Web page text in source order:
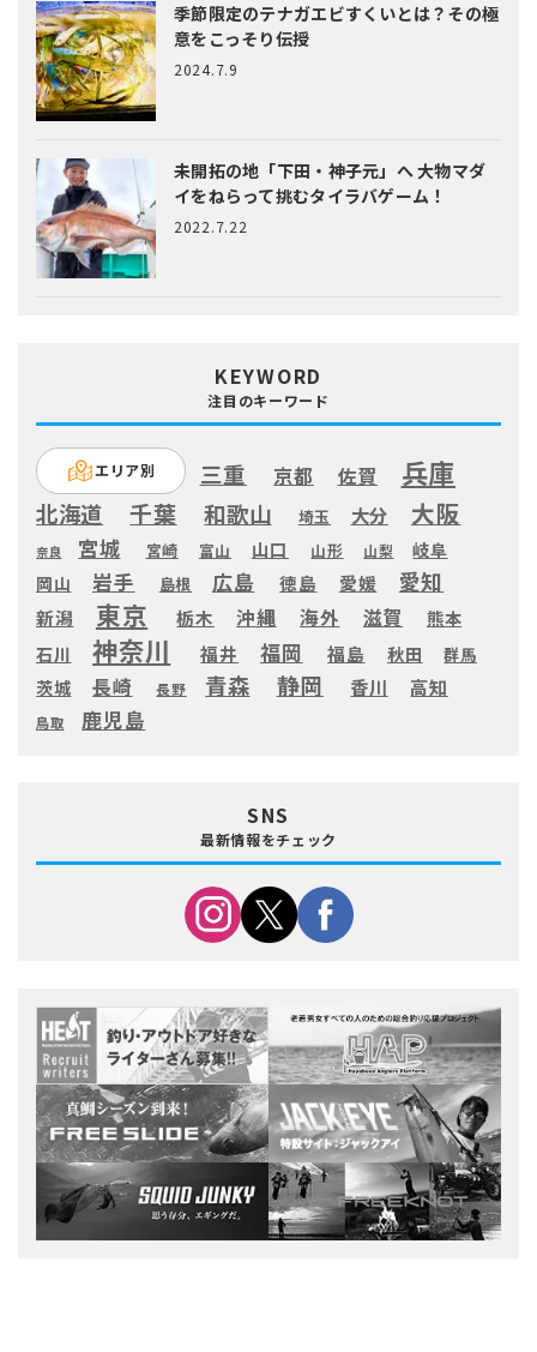
季節限定のテナガエビすくいとは？ その極
意をこっそり伝授
2024.7.9
未開拓の地「下田・神子元」へ大物マダ
イをねらって挑むタイラバゲーム！
2022.7.22
KEYWORD
注目のキーワード
エリア別 三重 京都 佐賀 兵庫
北海道 千葉 和歌山 埼玉 大分 大阪
奈良 宮城 宮崎 富山 山口 山形 山梨
岐阜
岡山
岩手 島根 広島 徳島 愛媛 愛知
新潟 東京 栃木 沖縄 海外 滋賀
熊本
石川
神奈川 福井 福岡 福島 秋田 群馬
茨城 長崎 長野 青森 静岡 香川 高知
鳥取 鹿児島
SNS
最新情報をチェック